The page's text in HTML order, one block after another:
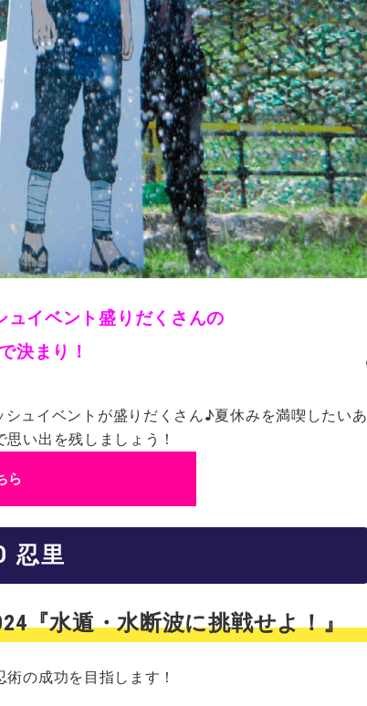
ュイベント盛りだくさんの
決まり！
シュイベントが盛りだくさん♪夏休みを満喫したいあ
い出を残しましょう！
ら
忍里
『水遁・水断波に挑戦せよ！』
の成功を目指します！